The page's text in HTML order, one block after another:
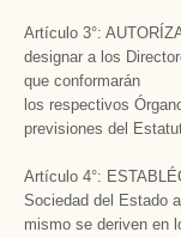
Artículo 3°:
designar a los
que conformarán
los respectivos
previsiones del
Artículo 4°:
Sociedad del Estado
mismo se deriven en